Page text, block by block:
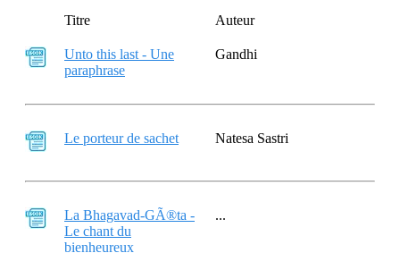
Titre Auteur
Unto this last - Une
paraphrase
Gandhi
Le porteur de sachet Natesa Sastri
La Bhagavad-GÃ®ta -
Le chant du
bienheureux
...